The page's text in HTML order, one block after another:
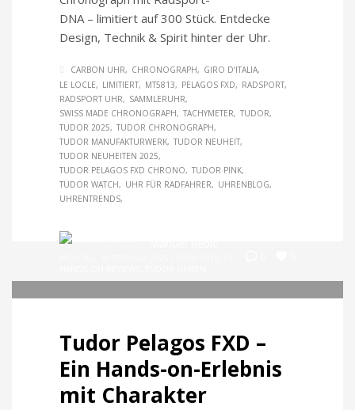
DNA – limitiert auf 300 Stück. Entdecke
Design, Technik & Spirit hinter der Uhr.
CARBON UHR CHRONOGRAPH
GIRO D’ITALIA
LE LOCLE
LIMITIERT MT5813 PELAGOS FXD
RADSPORT
RADSPORT UHR
SAMMLERUHR
SWISS MADE CHRONOGRAPH
TACHYMETER
TUDOR
TUDOR 2025
TUDOR CHRONOGRAPH
TUDOR MANUFAKTURWERK TUDOR NEUHEIT
TUDOR NEUHEITEN 2025
TUDOR PELAGOS FXD CHRONO
TUDOR PINK
TUDOR WATCH
UHR FÜR RADFAHRER
UHRENBLOG
UHRENTRENDS
Tudor Pelagos FXD –
Ein Hands-on-Erlebnis
mit Charakter